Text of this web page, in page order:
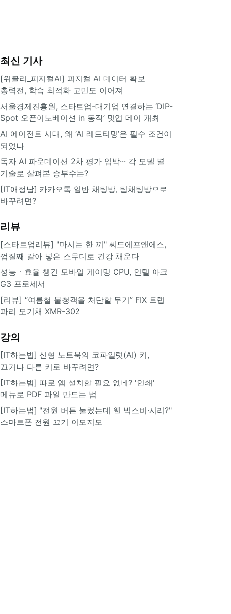
최신 기사
[위클리_피지컬AI] 피지컬 AI 데이터 확보
총력전, 학습 최적화 고민도 이어져
서울경제진흥원, 스타트업-대기업 연결하는 ‘DIP-
Spot 오픈이노베이션 in 동작’ 밋업 데이 개최
AI 에이전트 시대, 왜 ‘AI 레드티밍’은 필수 조건이
되었나
독자 AI 파운데이션 2차 평가 임박··· 각 모델 별
기술로 살펴본 승부수는?
[IT애정남] 카카오톡 일반 채팅방, 팀채팅방으로
바꾸려면?
리뷰
[스타트업리뷰] "마시는 한 끼" 씨드에프앤에스,
껍질째 갈아 넣은 스무디로 건강 채운다
성능ㆍ효율 챙긴 모바일 게이밍 CPU, 인텔 아크
G3 프로세서
[리뷰] “여름철 불청객을 처단할 무기” FIX 트랩
파리 모기채 XMR-302
강의
[IT하는법] 신형 노트북의 코파일럿(AI) 키,
끄거나 다른 키로 바꾸려면?
[IT하는법] 따로 앱 설치할 필요 없네? '인쇄'
메뉴로 PDF 파일 만드는 법
[IT하는법] "전원 버튼 눌렀는데 웬 빅스비·시리?"
스마트폰 전원 끄기 이모저모